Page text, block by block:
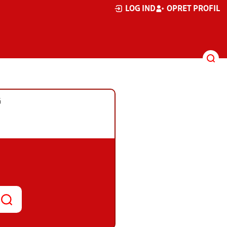
LOG IND OPRET PROFIL